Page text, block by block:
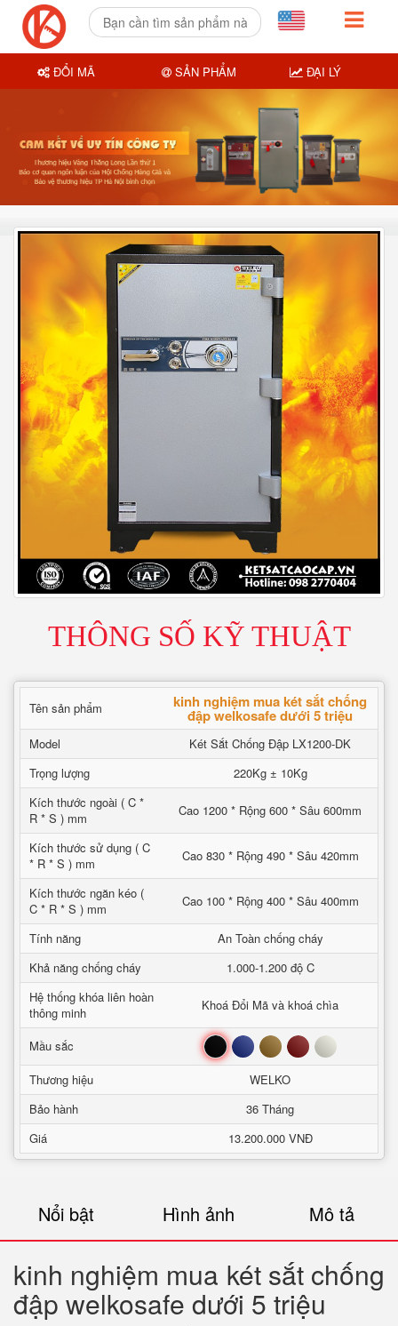
THÔNG SỐ KỸ THUẬT
Tên sản phẩm kinh nghiệm mua két sắt chống
đập welkosafe dưới 5 triệu
Model
Két Sắt Chống Đập LX1200-DK
Trọng lượng
220Kg ± 10Kg
Kích thước ngoài ( C *
R * S ) mm
Cao 1200 * Rộng 600 * Sâu 600mm
Kích thước sử dụng ( C
* R * S ) mm
Cao 830 * Rộng 490 * Sâu 420mm
Kích thước ngăn kéo (
C * R * S ) mm
Cao 100 * Rộng 400 * Sâu 400mm
Tính năng
An Toàn chống cháy
Khả năng chống cháy
1.000-1.200 độ C
Hệ thống khóa liên hoàn
thông minh
Khoá Đổi Mã và khoá chìa
Mầu sắc Đen Xanh Nâu Đỏ Trắng
Thương hiệu
WELKO
Bảo hành
36 Tháng
Giá
13.200.000 VNĐ
Nổi bật Hình ảnh Mô tả
kinh nghiệm mua két sắt chống
đập welkosafe dưới 5 triệu
ĐỔI MÃ SẢN PHẨM ĐẠI LÝ